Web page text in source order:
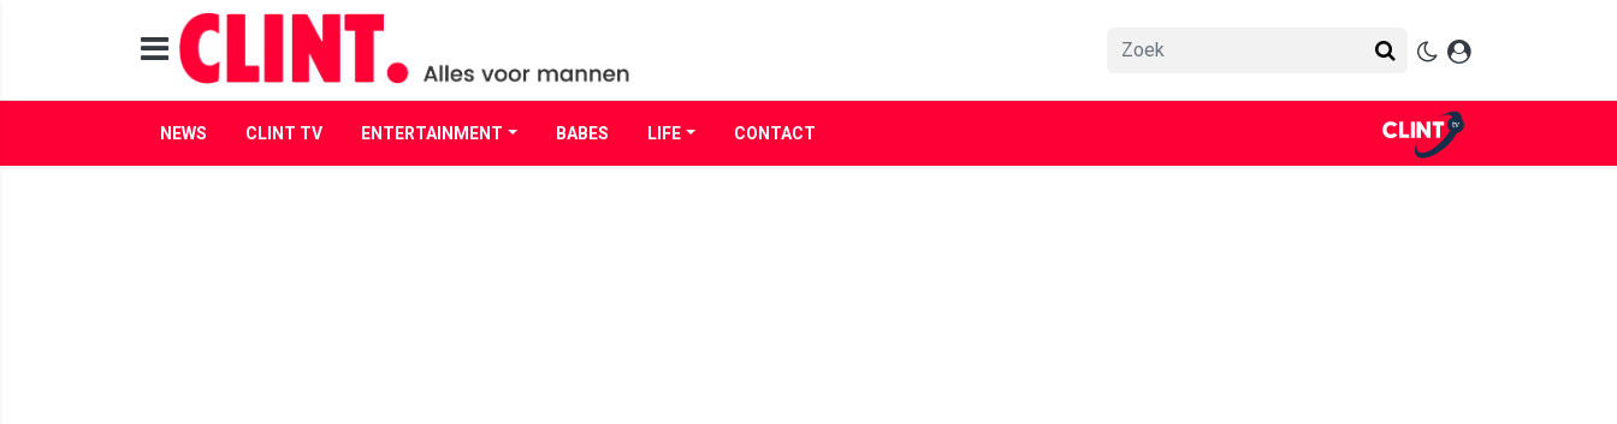
NEWS CLINT TV ENTERTAINMENT BABES LIFE CONTACT